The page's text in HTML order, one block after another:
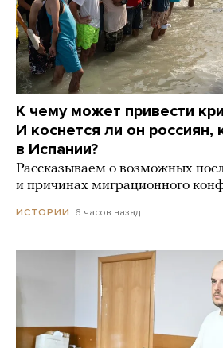
К чему может привести
И коснется ли он россиян,
в Испании?
Рассказываем о возможных
и причинах миграционного
ИСТОРИИ 6 часов назад